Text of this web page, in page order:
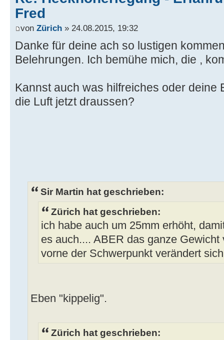
Fred
von Zürich » 24.08.2015, 19:32
Danke für deine ach so lustigen
Belehrungen. Ich bemühe mich, die ,
Kannst auch was hilfreiches oder deine
die Luft jetzt draussen?
Sir Martin hat geschrieben:
Zürich hat geschrieben:
ich habe auch um 25mm erhöht,
es auch.... ABER das ganze
vorne der Schwerpunkt verändert
Eben "kippelig".
Zürich hat geschrieben: